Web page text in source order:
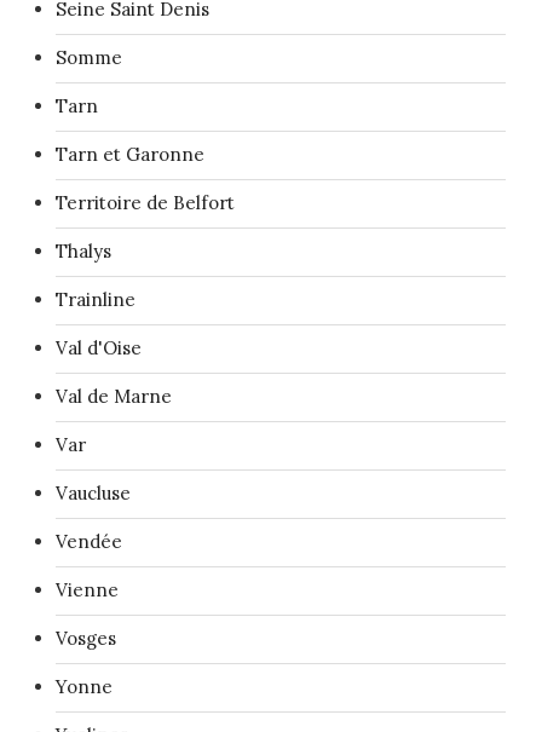
Seine Saint Denis
Somme
Tarn
Tarn et Garonne
Territoire de Belfort
Thalys
Trainline
Val d'Oise
Val de Marne
Var
Vaucluse
Vendée
Vienne
Vosges
Yonne